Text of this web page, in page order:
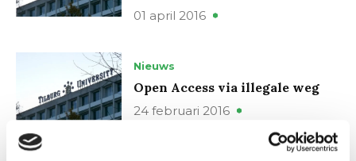
01 april 2016
Nieuws
Open Access via illegale weg
24 februari 2016